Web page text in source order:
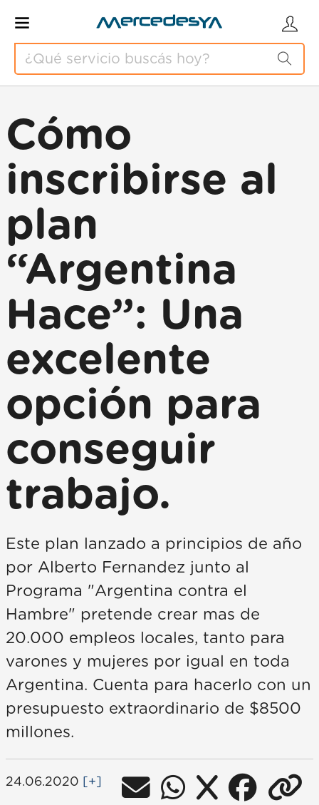
Cómo
inscribirse al
plan
“Argentina
Hace”: Una
excelente
opción para
conseguir
trabajo.
Este plan lanzado a principios de año
por Alberto Fernandez junto al
Programa "Argentina contra el
Hambre" pretende crear mas de
20.000 empleos locales, tanto para
varones y mujeres por igual en toda
Argentina. Cuenta para hacerlo con un
presupuesto extraordinario de $8500
millones.
24.06.2020 [+]